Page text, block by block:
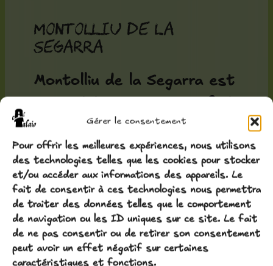
Gérer le consentement
Pour offrir les meilleures expériences, nous utilisons
des technologies telles que les cookies pour stocker
et/ou accéder aux informations des appareils. Le
fait de consentir à ces technologies nous permettra
de traiter des données telles que le comportement
de navigation ou les ID uniques sur ce site. Le fait
de ne pas consentir ou de retirer son consentement
peut avoir un effet négatif sur certaines
caractéristiques et fonctions.
Montolliu de la
Segarra
Montolliu de la Segarra est
une petite commune qui fait
partie du territoire des
Comalats et qui conserve
un noyau ancien d'un grand
intérêt. L'église Saint-
André de Montolliuest un
exemple caractéristique du
roman de la Segarra, avec